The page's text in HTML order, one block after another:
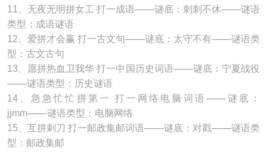
11、无夜无明拼女工 打一成语───谜底：刺刺不休───谜语
类型：成语谜语
12、爱拼才会赢 打一古文句───谜底：太守不有───谜语类
型：古文古句
13、愿拼热血卫我华 打一中国历史词语───谜底：宁夏战役
───谜语类型：历史谜语
14、急急忙忙拼第一 打一网络电脑词语───谜底：
jjmm───谜语类型：电脑网络
15、互拼刺刀 打一邮政集邮词语───谜底：对戳───谜语类
型：邮政集邮